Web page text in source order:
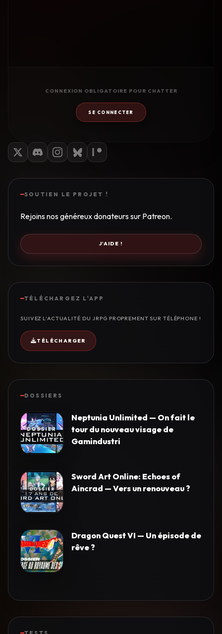
CONNEXION OBLIGATOIRE POUR CHATTER
SE CONNECTER
SOUTIEN LE PROJET !
Rejoins nos généreux donateurs sur Patreon.
J'AIDE !
TÉLÉCHARGEZ L'APP
SUIVEZ L'ACTUALITÉ DU JRPG PROPREMENT SUR TÉLÉPHONE !
TÉLÉCHARGER
DOSSIERS
Neptunia Unlimited — On fait le
tour du nouveau visage de
Gamindustri
Sword Art Online: Echoes of
Aincrad — Vers un renouveau ?
Dragon Quest VI — Un épisode de
rêve ?